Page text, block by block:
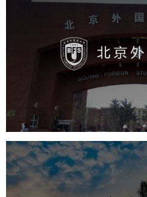
北京外国
高校 学校网
大学网站建设
南方科